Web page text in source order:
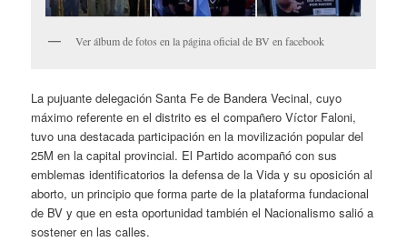
Ver álbum de fotos en la página oficial de BV en facebook
La pujuante delegación Santa Fe de Bandera Vecinal, cuyo
máximo referente en el distrito es el compañero Víctor Faloni,
tuvo una destacada participación en la movilización popular del
25M en la capital provincial. El Partido acompañó con sus
emblemas identificatorios la defensa de la Vida y su oposición al
aborto, un principio que forma parte de la plataforma fundacional
de BV y que en esta oportunidad también el Nacionalismo salió a
sostener en las calles.